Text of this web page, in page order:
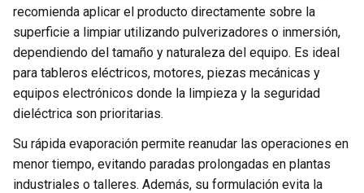
recomienda aplicar el producto directamente sobre la
superficie a limpiar utilizando pulverizadores o inmersión,
dependiendo del tamaño y naturaleza del equipo. Es ideal
para tableros eléctricos, motores, piezas mecánicas y
equipos electrónicos donde la limpieza y la seguridad
dieléctrica son prioritarias.
Su rápida evaporación permite reanudar las operaciones en
menor tiempo, evitando paradas prolongadas en plantas
industriales o talleres. Además, su formulación evita la